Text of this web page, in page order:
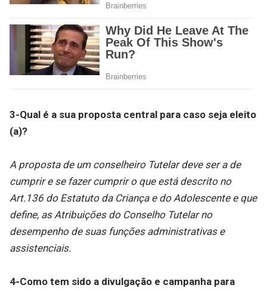
3-Qual é a sua proposta central para caso seja eleito
(a)?
A proposta de um conselheiro Tutelar deve ser a de
cumprir e se fazer cumprir o que está descrito no
Art.136 do Estatuto da Criança e do Adolescente e que
define, as Atribuições do Conselho Tutelar no
desempenho de suas funções administrativas e
assistenciais.
4-Como tem sido a divulgação e campanha para